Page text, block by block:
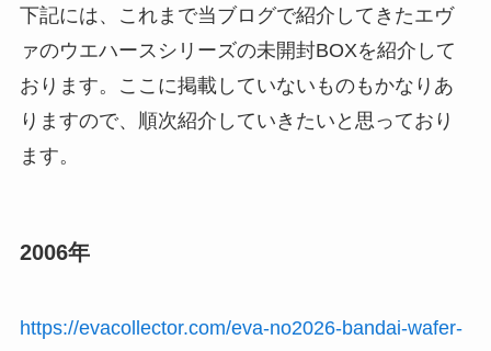
下記には、これまで当ブログで紹介してきたエヴ
ァのウエハースシリーズの未開封BOXを紹介して
おります。ここに掲載していないものもかなりあ
りますので、順次紹介していきたいと思っており
ます。
2006年
https://evacollector.com/eva-no2026-bandai-wafer-